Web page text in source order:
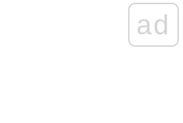
ad